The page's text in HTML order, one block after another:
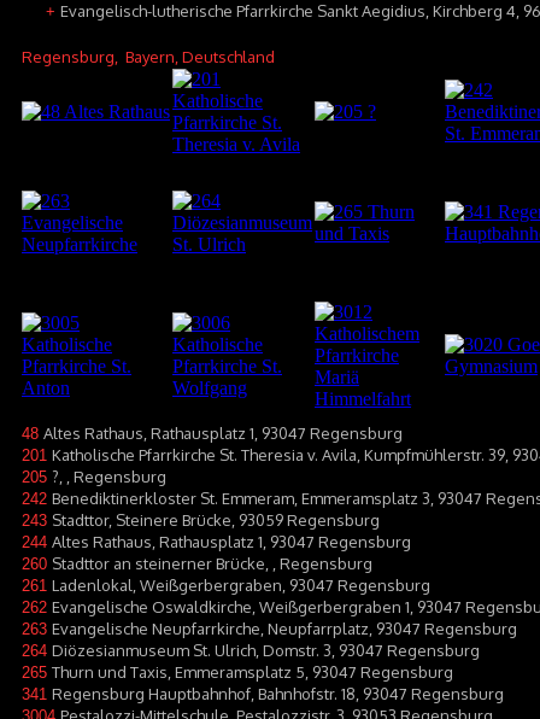
+ Evangelisch-lutherische Pfarrkirche Sankt Aegidius, Kirchberg 4,
Regensburg , Bayern, Deutschland
48 Altes Rathaus, Rathausplatz 1, 93047 Regensburg
201 Katholische Pfarrkirche St. Theresia v. Avila, Kumpfmühlerstr. 39,
205 ?, , Regensburg
242 Benediktinerkloster St. Emmeram, Emmeramsplatz 3, 93047
243 Stadttor, Steinere Brücke, 93059 Regensburg
244 Altes Rathaus, Rathausplatz 1, 93047 Regensburg
260 Stadttor an steinerner Brücke, , Regensburg
261 Ladenlokal, Weißgerbergraben, 93047 Regensburg
262 Evangelische Oswaldkirche, Weißgerbergraben 1, 93047
263 Evangelische Neupfarrkirche, Neupfarrplatz, 93047 Regensburg
264 Diözesianmuseum St. Ulrich, Domstr. 3, 93047 Regensburg
265 Thurn und Taxis, Emmeramsplatz 5, 93047 Regensburg
341 Regensburg Hauptbahnhof, Bahnhofstr. 18, 93047 Regensburg